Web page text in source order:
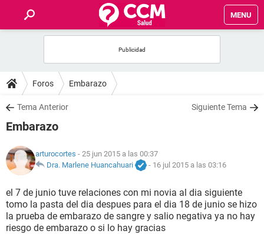
MENU
FOROS
SALUD
NUTRICIÓN
BIENESTAR
SEXUALIDAD
Foros Embarazo
Tema Anterior Siguiente Tema
Embarazo
arturocortes - 25 jun 2015 a las 00:37
Dra. Marlene Huancahuari
- 16 jul 2015 a las 03:16
el 7 de junio tuve relaciones con mi novia al dia siguiente
tomo la pasta del dia despues para el dia 18 de junio se hizo
la prueba de embarazo de sangre y salio negativa ya no hay
riesgo de embarazo o si lo hay gracias